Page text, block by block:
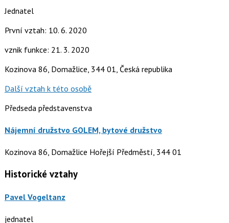
Jednatel
První vztah: 10. 6. 2020
vznik funkce: 21. 3. 2020
Kozinova 86, Domažlice, 344 01, Česká republika
Další vztah k této osobě
Předseda představenstva
Nájemní družstvo GOLEM, bytové družstvo
Kozinova 86, Domažlice Hořejší Předměstí, 344 01
Historické vztahy
Pavel Vogeltanz
jednatel